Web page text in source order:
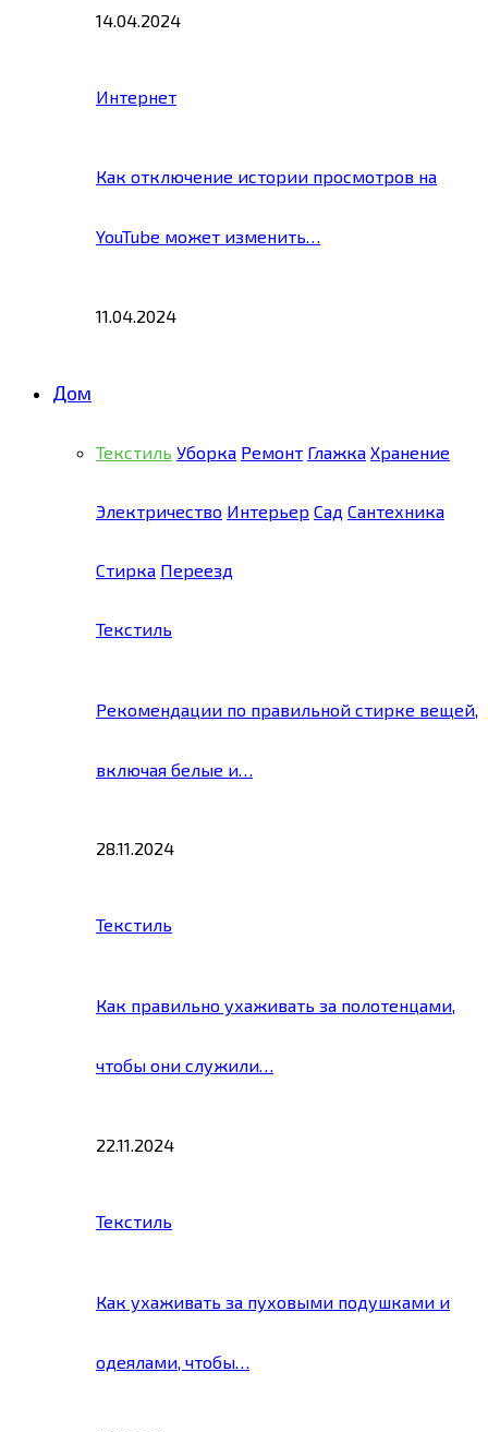
14.04.2024
Интернет
Как отключение истории просмотров на
YouTube может изменить…
11.04.2024
Дом
Текстиль Уборка Ремонт Глажка Хранение
Электричество Интерьер Сад Сантехника
Стирка Переезд
Текстиль
Рекомендации по правильной стирке вещей,
включая белые и…
28.11.2024
Текстиль
Как правильно ухаживать за полотенцами,
чтобы они служили…
22.11.2024
Текстиль
Как ухаживать за пуховыми подушками и
одеялами, чтобы…